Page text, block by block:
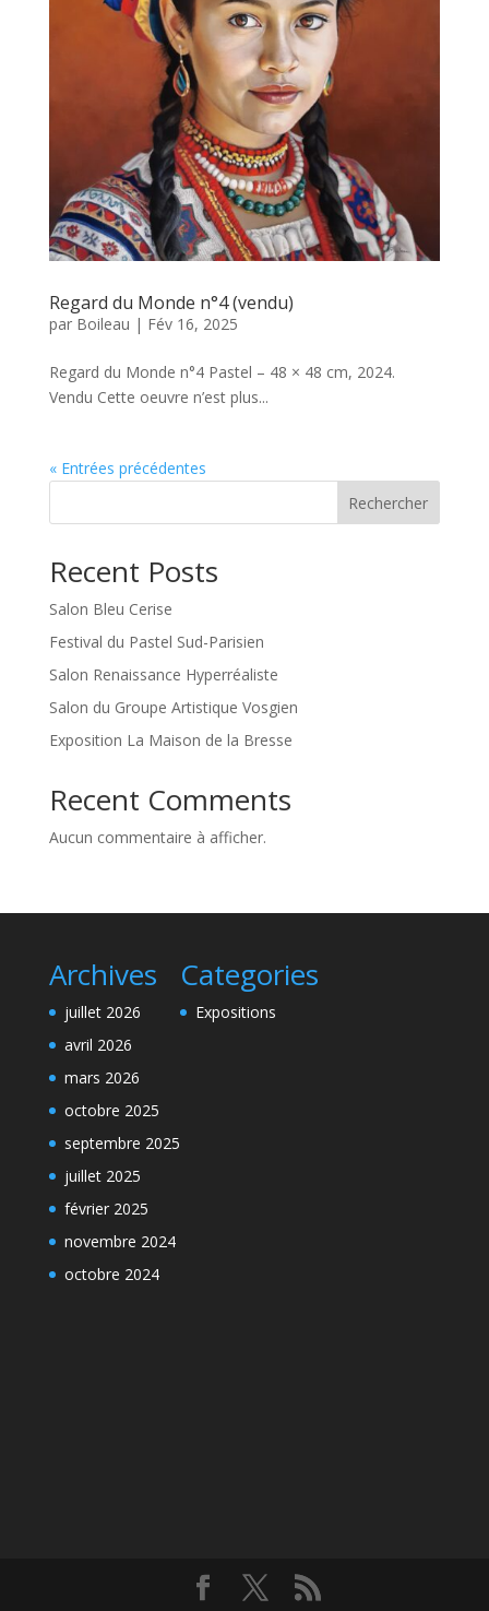
Regard du Monde n°4 (vendu)
par Boileau | Fév 16, 2025
Regard du Monde n°4 Pastel – 48 × 48 cm, 2024.
Vendu Cette oeuvre n’est plus...
« Entrées précédentes
Rechercher
Recent Posts
Salon Bleu Cerise
Festival du Pastel Sud-Parisien
Salon Renaissance Hyperréaliste
Salon du Groupe Artistique Vosgien
Exposition La Maison de la Bresse
Recent Comments
Aucun commentaire à afficher.
Archives
juillet 2026
avril 2026
mars 2026
octobre 2025
septembre 2025
juillet 2025
février 2025
novembre 2024
octobre 2024
Categories
Expositions